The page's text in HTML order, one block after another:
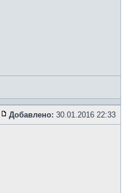
Добавлено: 30.01.2016 22:33